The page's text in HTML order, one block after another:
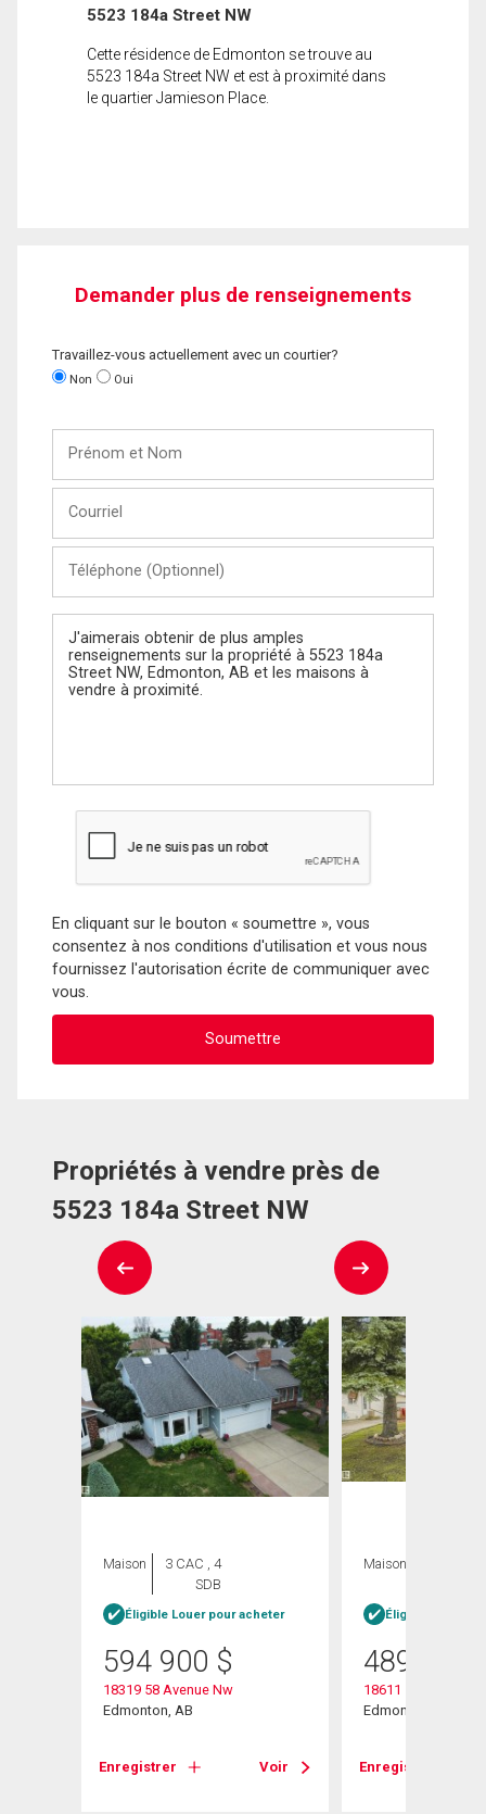
5523 184a Street NW
Cette résidence de Edmonton se trouve au
5523 184a Street NW et est à proximité dans
le quartier Jamieson Place.
Demander plus de renseignements
Travaillez-vous actuellement avec un courtier?
Non Oui
Nom
(Optionnel)
Message
En cliquant sur le bouton « soumettre », vous
consentez à nos conditions d'utilisation et vous nous
fournissez l'autorisation écrite de communiquer avec
vous.
Propriétés à vendre près de
5523 184a Street NW
Maison
3 CAC , 4
SDB
Éligible Louer pour acheter
594 900 $
18319 58 Avenue Nw
Edmonton, AB
Enregistrer Voir
Maison
Éligible Louer
489 000
18611 57 Avenue
Edmonton, AB
Enregistrer